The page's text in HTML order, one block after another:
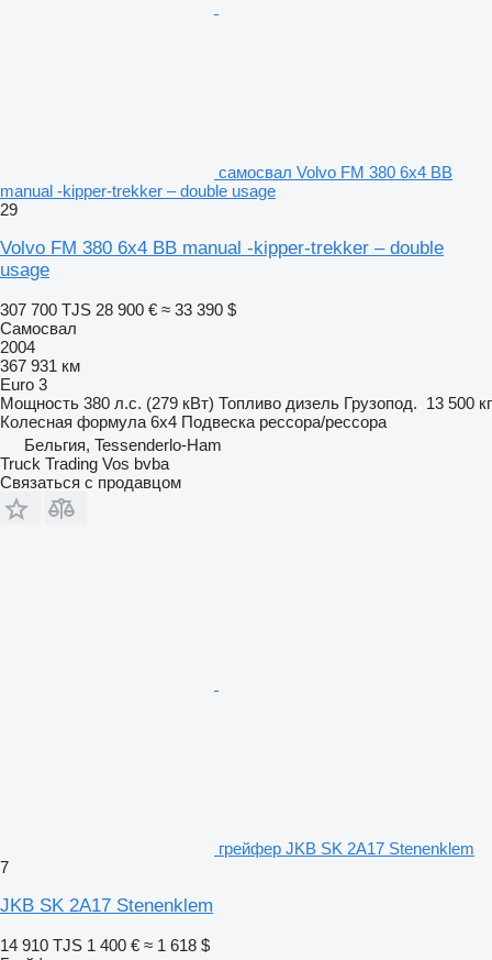
самосвал Volvo FM 380 6x4 BB
manual -kipper-trekker – double usage
29
Volvo FM 380 6x4 BB manual -kipper-trekker – double
usage
307 700 TJS 28 900 € ≈ 33 390 $
Самосвал
2004
367 931 км
Euro 3
Мощность 380 л.с. (279 кВт) Топливо дизель Грузопод. 13 500 кг
Колесная формула 6x4 Подвеска рессора/рессора
Бельгия, Tessenderlo-Ham
Truck Trading Vos bvba
Связаться с продавцом
грейфер JKB SK 2A17 Stenenklem
7
JKB SK 2A17 Stenenklem
14 910 TJS 1 400 € ≈ 1 618 $